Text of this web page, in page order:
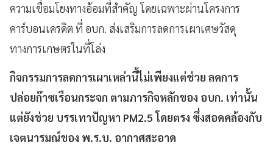
ความเชื่อมโยงทางอ้อมที่สำคัญ โดยเฉพาะผ่านโครงการ
คาร์บอนเครดิต ที่ อบก. ส่งเสริมการลดการเผาเศษวัสดุ
ทางการเกษตรในที่โล่ง
กิจกรรมการลดการเผาเหล่านี้ไม่เพียงแต่ช่วย ลดการ
ปล่อยก๊าซเรือนกระจก ตามภารกิจหลักของ อบก. เท่านั้น
แต่ยังช่วย บรรเทาปัญหา PM2.5 โดยตรง ซึ่งสอดคล้องกับ
เจตนารมณ์ของ พ.ร.บ. อากาศสะอาด